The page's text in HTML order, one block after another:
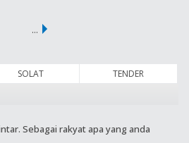
…
SOLAT TENDER
Sebagai rakyat apa yang anda